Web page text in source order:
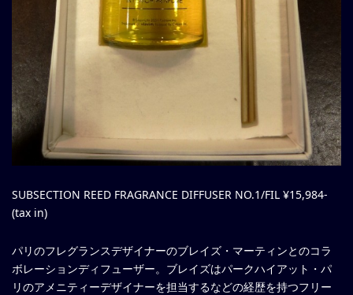
SUBSECTION REED FRAGRANCE DIFFUSER NO.1/FIL ¥15,984-
(tax in)
パリのフレグランスデザイナーのブレイズ・マーティンとのコラ
ボレーションディフューザー。ブレイズはパークハイアット・パ
リのアメニティーデザイナーを担当するなどの経歴を持つフリー